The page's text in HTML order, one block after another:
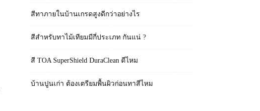
สีทาภายในบ้านเกรดสูงดีกว่าอย่างไร
สีสำหรับทาไม้เทียมมีกี่ประเภท กันแน่ ?
สี TOA SuperShield DuraClean ดีไหม
บ้านปูนเก่า ต้องเตรียมพื้นผิวก่อนทาสีไหม